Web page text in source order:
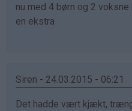
nu med 4 børn og 2
en ekstra
Siren - 24.03.2015 - 06:21
Det hadde vært kjækt,